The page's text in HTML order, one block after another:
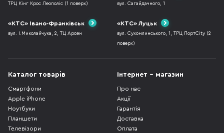
ТРЦ Кінг Крос Леополіс (1 поверх) вул. Сагайдачного, 1
«КТС» Івано-Франківськ
вул. І.Миколайчука, 2, ТЦ Арсен
«КТС» Луцьк
вул. Сухомлинського, 1, ТРЦ ПортCity (2
поверх)
Каталог товарів
Смартфони
Apple iPhone
Ноутбуки
Планшети
Телевізори
Інтернет - магазин
Про нас
Акції
Гарантія
Доставка
Оплата